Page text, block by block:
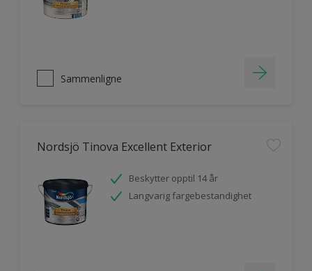
Sammenligne
Nordsjö Tinova Excellent Exterior
Beskytter opptil 14 år
Langvarig fargebestandighet